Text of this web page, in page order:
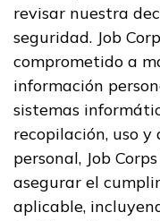
revisar nuestra
seguridad. Job
comprometido a
información
sistemas
recopilación, uso
personal, Job
asegurar el
aplicable,